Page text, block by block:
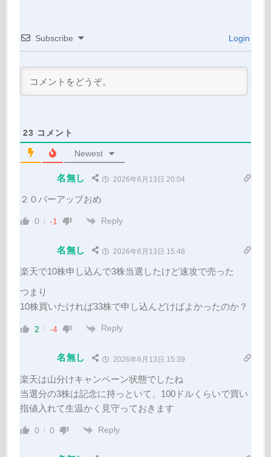
Subscribe Login
23 コメント
Newest
名無し 2026年6月13日 20:04
２０パーアップおめ
0 -1 Reply
名無し 2026年6月13日 15:48
楽天で10株申し込んで3株当選したけど速攻で売った
つまり
10株買いたければ33株で申し込んどけばよかったのか？
2 -4 Reply
名無し 2026年6月13日 15:39
楽天は山分けキャンペーン状態でしたね
当選分の3株は記念に持っといて、100ドルくらいで買い
指値入れて生温かく見守っておきます
0 0 Reply